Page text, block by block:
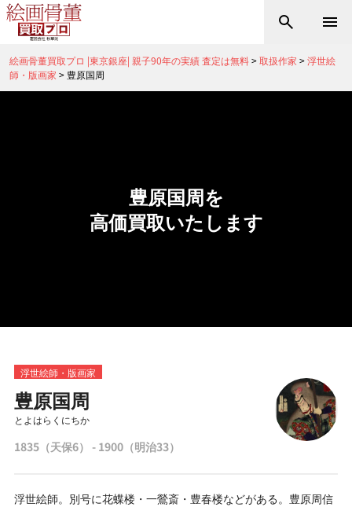
絵画骨董買取プロ |東京銀座| 親子90年の実績 査定は無料>取扱作家 >浮世絵
師・版画家 > 豊原国周
豊原国周を
高価買取いたします
浮世絵師・版画家
豊原国周
とよはらくにちか
1835（天保6） - 1900（明治33）
浮世絵師。別号に花蝶楼・一鶯斎・豊春楼などがある。豊原周信